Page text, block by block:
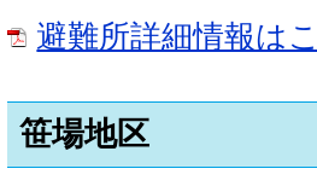
避難所詳細情報は
笹場地区